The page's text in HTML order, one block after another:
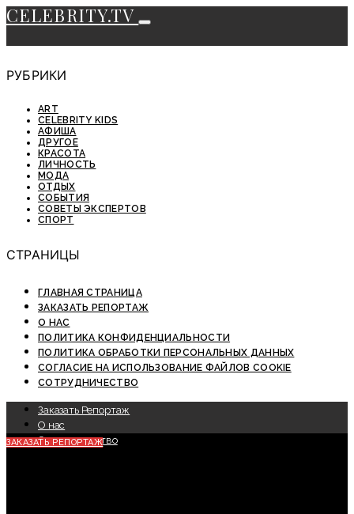
CELEBRITY.TV
РУБРИКИ
ART
CELEBRITY KIDS
АФИША
ДРУГОЕ
КРАСОТА
ЛИЧНОСТЬ
МОДА
ОТДЫХ
СОБЫТИЯ
СОВЕТЫ ЭКСПЕРТОВ
СПОРТ
СТРАНИЦЫ
ГЛАВНАЯ СТРАНИЦА
ЗАКАЗАТЬ РЕПОРТАЖ
О НАС
ПОЛИТИКА КОНФИДЕНЦИАЛЬНОСТИ
ПОЛИТИКА ОБРАБОТКИ ПЕРСОНАЛЬНЫХ ДАННЫХ
СОГЛАСИЕ НА ИСПОЛЬЗОВАНИЕ ФАЙЛОВ COOKIE
СОТРУДНИЧЕСТВО
Заказать Репортаж
О нас
Сотрудничество
ЗАКАЗАТЬ РЕПОРТАЖ